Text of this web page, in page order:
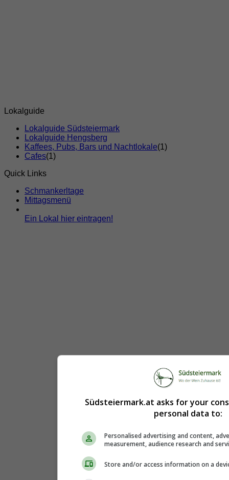
Lokalguide
Lokalguide Südsteiermark
Lokalguide Hengsberg
Kaffees, Pubs, Bars und Nachtlokale(1)
Cafes(1)
Quick Links
Schmankerltage
Mittagsmenü
Ein Lokal hier eintragen!
Südsteiermark.at asks for your
personal data to:
Personalised advertising and content,
measurement, audience research and
Store and/or access information on a